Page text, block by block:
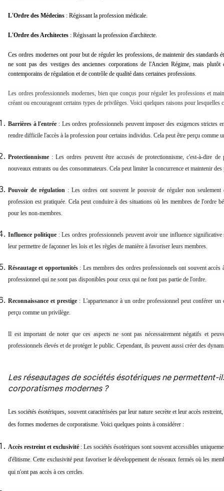
L'Ordre des Médecins : Régissant la profession médicale.
L'Ordre des Architectes : Régissant la profession d'architecte.
Ces ordres modernes ont pour but de réguler les professions, de maintenir des standards
ne sont pas des vestiges des anciennes corporations de l'Ancien Régime, mais
contemporains de régulation et de contrôle de qualité dans certaines professions.
Les ordres professionnels modernes, bien que conçus pour réguler les professions et
créant ou encourageant certains types de privilèges. Voici quelques raisons pour lesquelles
Barrières à l'entrée : Les ordres professionnels peuvent imposer des exigences strictes
rendre difficile l'accès à la profession pour certains individus. Cela peut être perçu comme
Protectionnisme : Les ordres peuvent être accusés de protectionnisme, c'est-à-dire
nouveaux entrants ou des consommateurs. Cela peut limiter la concurrence et maintenir
Pouvoir de régulation : Les ordres ont souvent le pouvoir de réguler non
profession est pratiquée. Cela peut conduire à des situations où les membres de l'ordre
pour les non-membres.
Influence politique: Les ordres professionnels peuvent avoir une influence
leur permettre de façonner les lois et les règles de manière à favoriser leurs membres.
Réseautage et opportunités: Les membres des ordres professionnels ont souvent accès
professionnel qui ne sont pas disponibles pour ceux qui ne font pas partie de l'ordre.
Reconnaissance et prestige : L'appartenance à un ordre professionnel peut conférer
perçu comme un privilège.
Il est important de noter que ces aspects ne sont pas nécessairement négatifs et
professionnels élevés et de protéger le public. Cependant, ils peuvent aussi créer des
Les réseautages de sociétés ésotériques ne permettent-
corporatismes modernes ?
Les sociétés ésotériques, souvent caractérisées par leur nature secrète et leur accès
des formes modernes de corporatisme. Voici quelques points à considérer :
Accès restreint et exclusivité : Les sociétés ésotériques sont souvent accessibles
d'élitisme. Cette exclusivité peut favoriser le développement de réseaux fermés où les
qui n'ont pas accès à ces cercles.